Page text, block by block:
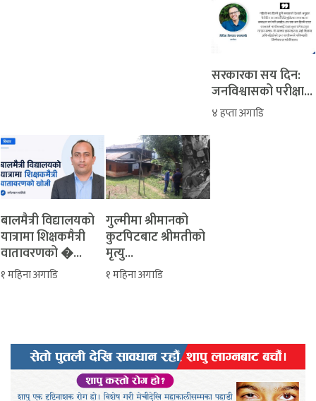
सरकारका सय दिन:
जनविश्वासको परीक्षा...
४ हप्ता अगाडि
बालमैत्री विद्यालयको
यात्रामा शिक्षकमैत्री
वातावरणको �...
१ महिना अगाडि
‎गुल्मीमा श्रीमानको
कुटपिटबाट श्रीमतीको
मृत्यु...
१ महिना अगाडि